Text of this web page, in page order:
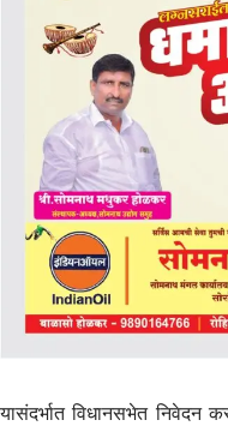
यासंदर्भात विधानसभेत निवेदन